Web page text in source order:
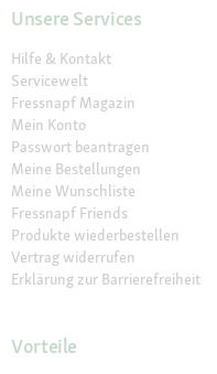
Unsere Services
Hilfe & Kontakt
Servicewelt
Fressnapf Magazin
Mein Konto
Passwort beantragen
Meine Bestellungen
Meine Wunschliste
Fressnapf Friends
Produkte wiederbestellen
Vertrag widerrufen
Erklärung zur Barrierefreiheit
Vorteile